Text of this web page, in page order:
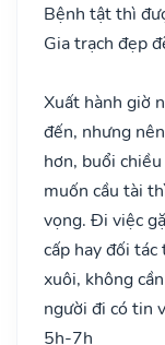
Bệnh tật thì
Gia trạch đẹp
Xuất hành giờ
đến, nhưng
hơn, buổi
muốn cầu tài
vọng. Đi việc
cấp hay đối
xuôi, không
người đi có tin
5h-7h